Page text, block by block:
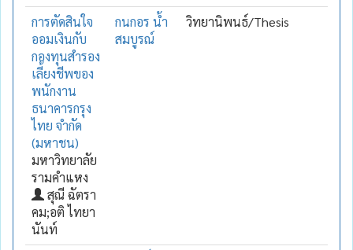
การตัดสินใจ
ออมเงินกับ
กองทุนสำรอง
เลี้ยงชีพของ
พนักงาน
ธนาคารกรุง
ไทย จำกัด
(มหาชน)
มหาวิทยาลัย
รามคำแหง
สุณี ฉัตรา
คม;อติ ไทยา
นันท์
กนกอร น้ำ
สมบูรณ์
วิทยานิพนธ์/Thesis